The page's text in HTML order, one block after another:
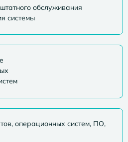
обслуживания
системы
операционных систем, ПО,